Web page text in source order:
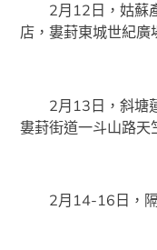
2月12日，姑蘇產
店，婁葑東城世紀廣
2月13日，斜塘蓮
婁葑街道一斗山路天
2月14-16日，隔